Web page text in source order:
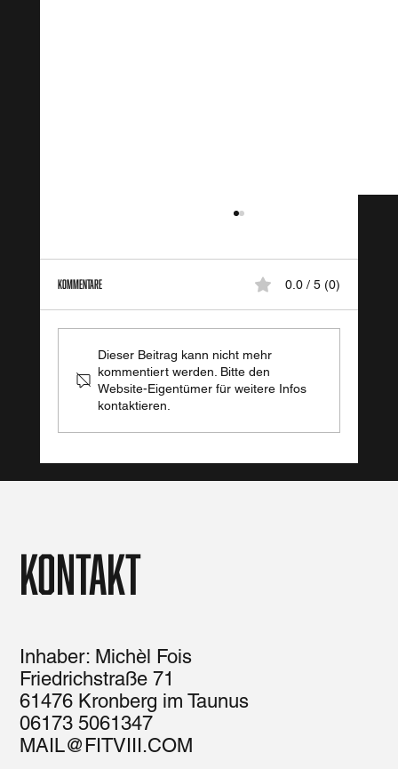
Kommentare 0.0 / 5 (0)
Dieser Beitrag kann nicht mehr
kommentiert werden. Bitte den
Website-Eigentümer für weitere Infos
kontaktieren.
Kontakt
Inhaber: Michèl Fois
Friedrichstraße 71
61476 Kronberg im Taunus
06173 5061347
MAIL@FITVIII.COM